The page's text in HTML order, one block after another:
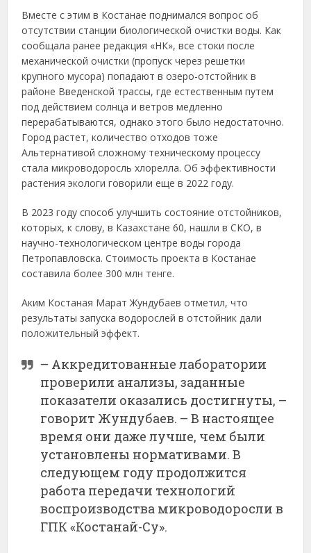
Вместе с этим в Костанае поднимался вопрос об
отсутствии станции биологической очистки воды. Как
сообщала ранее редакция «НК», все стоки после
механической очистки (пропуск через решетки
крупного мусора) попадают в озеро-отстойник в
районе Введенской трассы, где естественным путем
под действием солнца и ветров медленно
перерабатываются, однако этого было недостаточно.
Город растет, количество отходов тоже
Альтернативой сложному техническому процессу
стала микроводоросль хлорелла. Об эффективности
растения экологи говорили еще в 2022 году.
В 2023 году способ улучшить состояние отстойников,
которых, к слову, в Казахстане 60, нашли в СКО, в
научно-технологическом центре воды города
Петропавловска. Стоимость проекта в Костанае
составила более 300 млн тенге.
Аким Костаная Марат Жундубаев отметил, что
результаты запуска водорослей в отстойник дали
положительный эффект.
– Аккредитованные лаборатории
проверили анализы, заданные
показатели оказались достигнуты, –
говорит Жундубаев. – В настоящее
время они даже лучше, чем были
установлены нормативами. В
следующем году продолжится
работа передачи технологий
воспроизводства микроводоросли в
ГПК «Костанай-Су».